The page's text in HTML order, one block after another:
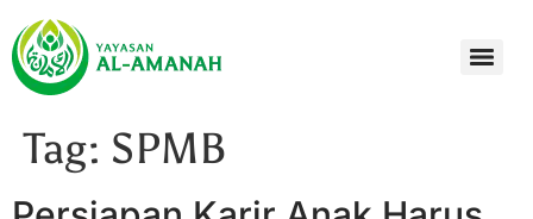
Tag: SPMB